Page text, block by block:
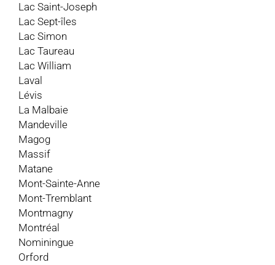
Lac Saint-Joseph
Lac Sept-îles
Lac Simon
Lac Taureau
Lac William
Laval
Lévis
La Malbaie
Mandeville
Magog
Massif
Matane
Mont-Sainte-Anne
Mont-Tremblant
Montmagny
Montréal
Nominingue
Orford